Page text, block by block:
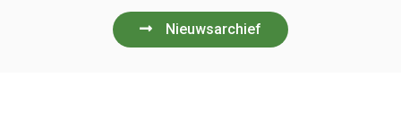
Nieuwsarchief